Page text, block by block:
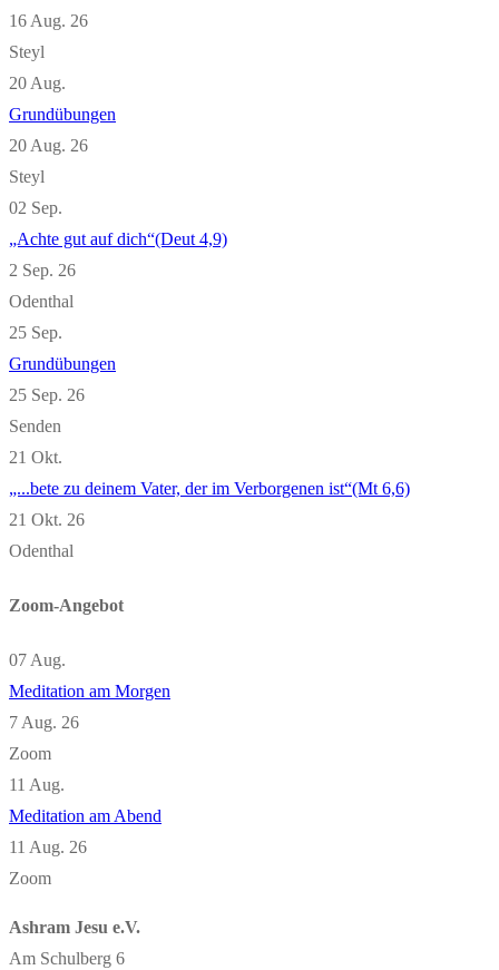
16 Aug. 26
Steyl
20 Aug.
Grundübungen
20 Aug. 26
Steyl
02 Sep.
„Achte gut auf dich“(Deut 4,9)
2 Sep. 26
Odenthal
25 Sep.
Grundübungen
25 Sep. 26
Senden
21 Okt.
„...bete zu deinem Vater, der im Verborgenen ist“(Mt 6,6)
21 Okt. 26
Odenthal
Zoom-Angebot
07 Aug.
Meditation am Morgen
7 Aug. 26
Zoom
11 Aug.
Meditation am Abend
11 Aug. 26
Zoom
Ashram Jesu e.V.
Am Schulberg 6